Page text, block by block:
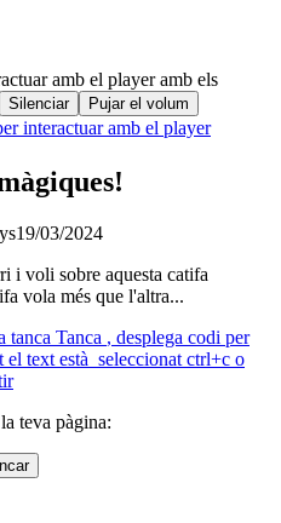
amb el player amb els
Silenciar
Pujar el volum
interactuar amb el player
19/03/2024
i voli sobre aquesta catifa
vola més que l'altra...
Tanca , desplega codi per
text està seleccionat ctrl+c o
teva pàgina: